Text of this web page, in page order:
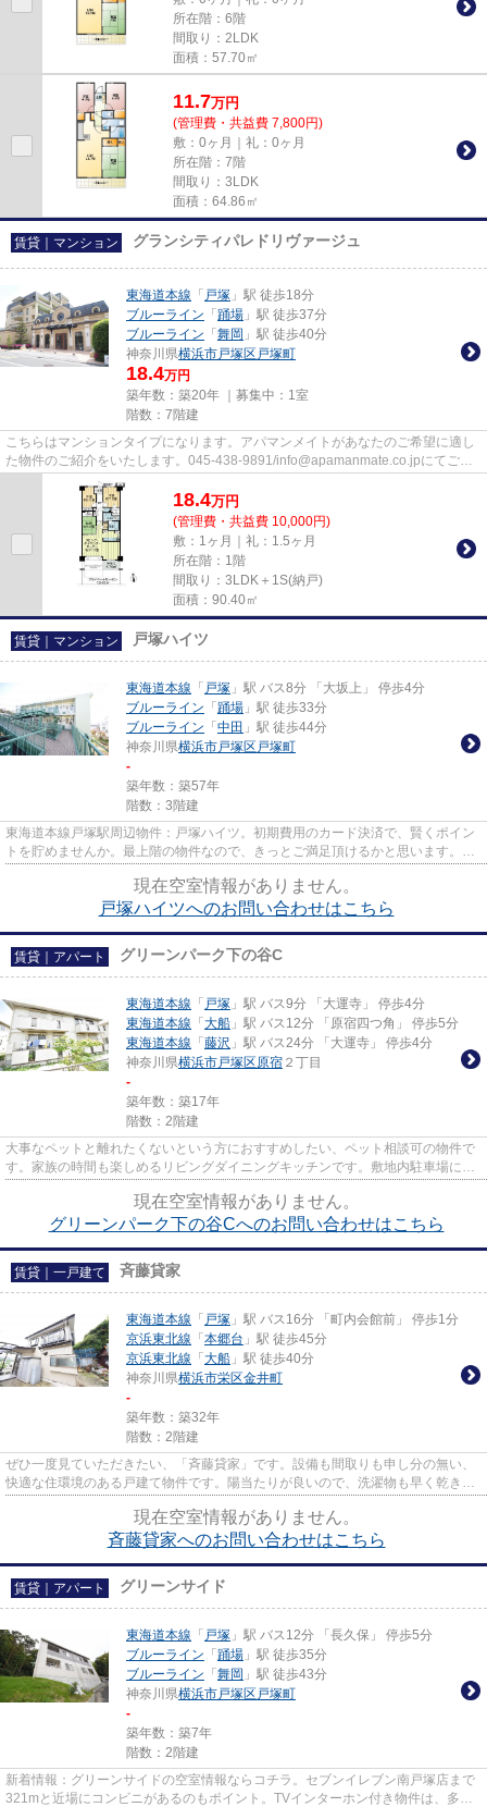
所在階：6階
間取り：2LDK
面積：57.70㎡
11.7万円
(管理費・共益費 7,800円)
敷：0ヶ月｜礼：0ヶ月
所在階：7階
間取り：3LDK
面積：64.86㎡
賃貸｜マンション グランシティパレドリヴァージュ
東海道本線 「 戸塚 」駅 徒歩18分
ブルーライン 「 踊場 」駅 徒歩37分
ブルーライン 「 舞岡 」駅 徒歩40分
神奈川県横浜市戸塚区 戸塚町
18.4万円
築年数：築20年 ｜募集中： 1室
階数：7階建
こちらはマンションタイプになります。アパマンメイトがあなたのご希望に適し
た物件のご紹介をいたします。045-438-9891/info@apamanmate.co.jpにてご希
望をお申し付けください。
18.4万円
(管理費・共益費 10,000円)
敷：1ヶ月｜礼：1.5ヶ月
所在階：1階
間取り：3LDK＋1S(納戸)
面積：90.40㎡
賃貸｜マンション 戸塚ハイツ
東海道本線 「 戸塚 」駅 バス8分 「大坂上」 停歩4分
ブルーライン 「 踊場 」駅 徒歩33分
ブルーライン 「 中田 」駅 徒歩44分
神奈川県横浜市戸塚区 戸塚町
-
築年数：築57年
階数：3階建
東海道本線戸塚駅周辺物件：戸塚ハイツ。初期費用のカード決済で、賢くポイン
トを貯めませんか。最上階の物件なので、きっとご満足頂けるかと思います。外
現在空室情報がありません。
戸塚ハイツへのお問い合わせはこちら
賃貸｜アパート グリーンパーク下の谷C
東海道本線 「 戸塚 」駅 バス9分 「大運寺」 停歩4分
東海道本線 「 大船 」駅 バス12分 「原宿四つ角」 停歩5分
東海道本線 「 藤沢 」駅 バス24分 「大運寺」 停歩4分
神奈川県横浜市戸塚区原宿 ２丁目
-
築年数：築17年
階数：2階建
大事なペットと離れたくないという方におすすめしたい、ペット相談可の物件で
す。家族の時間も楽しめるリビングダイニングキッチンです。敷地内駐車場に空
現在空室情報がありません。
グリーンパーク下の谷Cへのお問い合わせはこちら
賃貸｜一戸建て 斉藤貸家
東海道本線 「 戸塚 」駅 バス16分 「町内会館前」 停歩1分
京浜東北線 「 本郷台 」駅 徒歩45分
京浜東北線 「 大船 」駅 徒歩40分
神奈川県横浜市栄区金井町
-
築年数：築32年
階数：2階建
ぜひ一度見ていただきたい、「斉藤貸家」です。設備も間取りも申し分の無い、
快適な住環境のある戸建て物件です。陽当たりが良いので、洗濯物も早く乾きま
現在空室情報がありません。
斉藤貸家へのお問い合わせはこちら
賃貸｜アパート グリーンサイド
東海道本線 「 戸塚 」駅 バス12分 「長久保」 停歩5分
ブルーライン 「 踊場 」駅 徒歩35分
ブルーライン 「 舞岡 」駅 徒歩43分
神奈川県横浜市戸塚区 戸塚町
-
築年数：築7年
階数：2階建
新着情報：グリーンサイドの空室情報ならコチラ。セブンイレブン南戸塚店まで
321mと近場にコンビニがあるのもポイント。TVインターホン付き物件は、多く